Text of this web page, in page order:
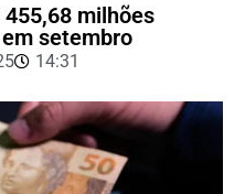
milhões
setembro
14:31